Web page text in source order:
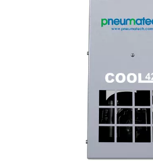
Kompaktes
Dank der vertikalen,
Anschlüssen sind die COOL
zugängliche Komponenten
für einen reibungslosen Betrieb